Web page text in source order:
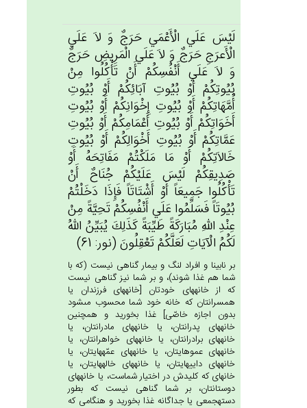
لَيْس‌َ عَلَي‌ الْأَعْمَي‌ حَرَج‌ٌ وَ لاَ عَلَي‌
الْأَعرَج‌ِ حَرَج‌ٌ وَ لاَ عَلَي‌ الْمَرِيض‌ِ حَرَج‌ٌ
وَ لاَ عَلَي‌ أَنْفُسِكُم‌ْ أَنْ‌ تَأْكُلُوا مِن‌ْ
بُيُوتِكُم‌ْ أَوْ بُيُوت‌ِ آبَائِكُم‌ْ أَوْ بُيُوت‌ِ
أُمَّهَاتِكُم‌ْ أَوْ بُيُوت‌ِ إِخْوَانِكُم‌ْ أَوْ بُيُوت‌ِ
أَخَوَاتِكُم‌ْ أَوْ بُيُوت‌ِ أَعْمَامِكُم‌ْ أَوْ بُيُوت‌ِ
عَمَّاتِكُم‌ْ أَوْ بُيُوت‌ِ أَخْوَالِكُم‌ْ أَوْ بُيُوت‌ِ
خَالاَتِكُم‌ْ أَوْ مَا مَلَكْتُمْ‌ مَفَاتِحَه‌ُ أَوْ
صَدِيقِكُم‌ْ لَيْس‌َ عَلَيْكُم‌ْ جُنَاح‌ٌ أَنْ‌
تَأْكُلُوا جَمِيعَاً أَوْ أَشْتَاتَاً فَإِذَا دَخَلْتُمْ‌
بُيُوتَاً فَسَلِّمُوا عَلَي‌ أَنْفُسِكُم‌ْ تَحِيَّة‌ً مِن‌ْ
عِنْدِ الله‌ِ مُبَارَكَة‌ً طَيِّبَة‌ً كَذَلِك‌َ يُبَيِّن‌ُ الله‌ُ
لَكُم‌ُ الْآيَات‌ِ لَعَلَّكُم‌ْ تَعْقِلُون‌َ (نور: 61)
بر نابينا و افراد لنگ و بيمار گناهى نيست (كه با
شما هم غذا شوند)، و بر شما نيز گناهى نيست
كه از خانه‏هاى خودتان [خانه‏هاى فرزندان يا
همسرانتان كه خانه خود شما محسوب مى‏شود
بدون اجازه خاصّى‏] غذا بخوريد و همچنين
خانه‏هاى پدرانتان، يا خانه‏هاى مادرانتان، يا
خانه‏هاى برادرانتان، يا خانه‏هاى خواهرانتان، يا
خانه‏هاى عموهايتان، يا خانه‏هاى عمّه‏هايتان، يا
خانه‏هاى داييهايتان، يا خانه‏هاى خاله‏هايتان، يا
خانه‏اى كه كليدش در اختيار شماست، يا خانه‏هاى
دوستانتان، بر شما گناهى نيست كه بطور
دسته‏جمعى يا جداگانه غذا بخوريد و هنگامى كه